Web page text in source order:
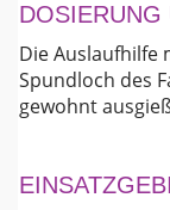
DOSIERUNG
Die Auslaufhilfe
Spundloch des
gewohnt